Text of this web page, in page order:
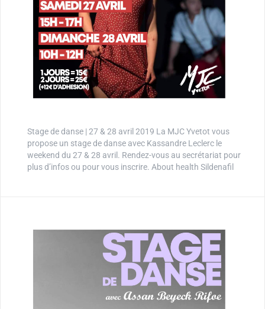
Stage de danse | 27 & 28 avril 2019 La MJC Yvetot vous
propose un stage de danse avec Kassandre Leclerc le
weekend du 27 & 28 avril. Rendez-vous au secrétariat pour
plus d’infos ou pour vous inscrire. About health Sildenafil